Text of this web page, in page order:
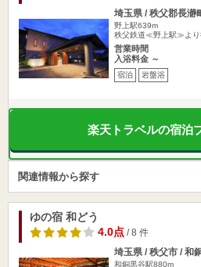
埼玉県 / 秩父郡長瀞
野上駅639m
秩父鉄道≪野上駅≫より
営業時間
入浴料金 ～
宿泊 岩盤浴
楽天トラベルの宿泊
関連情報から探す
ゆの宿 和どう
4.0点/ 8 件
埼玉県 / 秩父市 / 和
和銅黒谷駅880m